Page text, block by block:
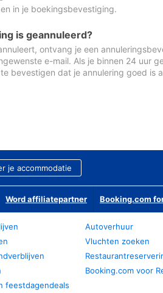
in je boekingsbevestiging.
is geannuleerd?
ontvang je een
e-mail. Als je binnen 24 uur
bevestigen dat je annulering goed is
je accommodatie
Word affiliatepartner Booking.com
feestdagendeals
Autoverhuur
Vluchten zoeken
Booking.com voor